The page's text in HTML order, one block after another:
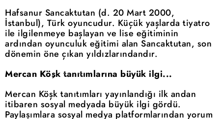
Hafsanur Sancaktutan (d. 20 Mart 2000,
İstanbul), Türk oyuncudur. Küçük yaşlarda tiyatro
ile ilgilenmeye başlayan ve lise eğitiminin
ardından oyunculuk eğitimi alan Sancaktutan, son
dönemin öne çıkan yıldızlarındandır.
Mercan Köşk tanıtımlarına büyük ilgi...
Mercan Köşk tanıtımları yayınlandığı ilk andan
itibaren sosyal medyada büyük ilgi gördü.
Paylaşımlara sosyal medya platformlarından yorum